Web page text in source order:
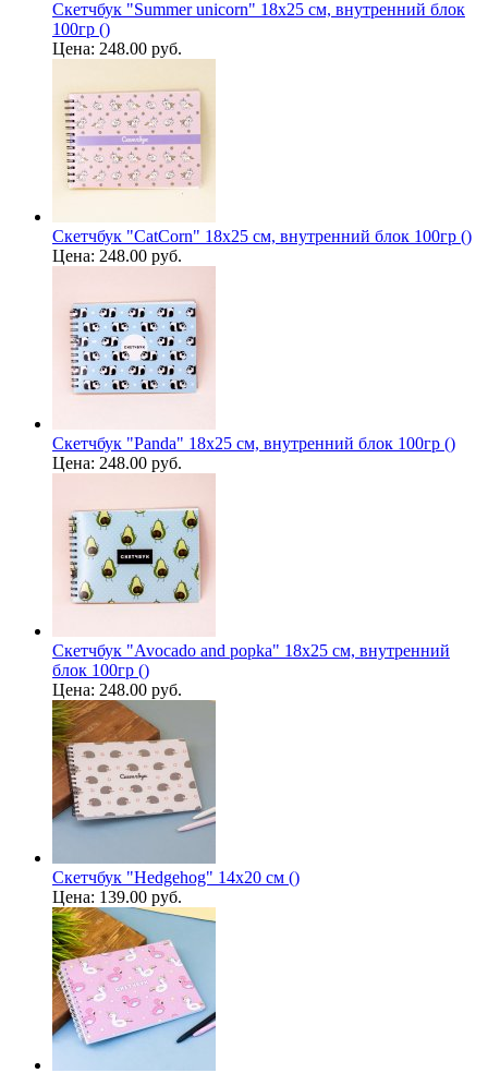
Скетчбук "Summer unicorn" 18х25 см, внутренний блок
100гр ()
Цена: 248.00 руб.
Скетчбук "CatCorn" 18х25 см, внутренний блок 100гр ()
Цена: 248.00 руб.
Скетчбук "Panda" 18х25 см, внутренний блок 100гр ()
Цена: 248.00 руб.
Скетчбук "Avocado and popka" 18х25 см, внутренний
блок 100гр ()
Цена: 248.00 руб.
Скетчбук "Hedgehog" 14х20 см ()
Цена: 139.00 руб.